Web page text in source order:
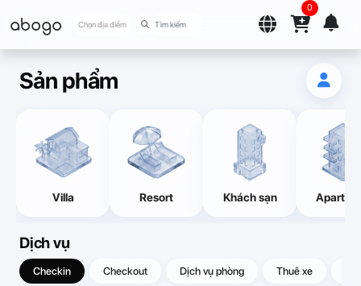
abogo Chọn địa điểm
0
Sản phẩm
Villa Resort Khách sạn
Dịch vụ
Checkin Checkout Dịch vụ phòng Thuê xe